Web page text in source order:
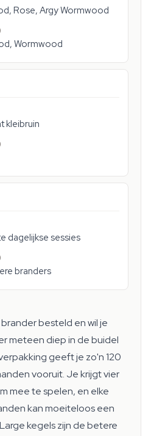
Rose, Argy Wormwood
Wormwood
kleibruin
dagelijkse sessies
branders
besteld en wil je
meteen diep in de buidel
geeft je zo'n 120
vooruit. Je krijgt vier
mee te spelen, en elke
kan moeiteloos een
kegels zijn de betere